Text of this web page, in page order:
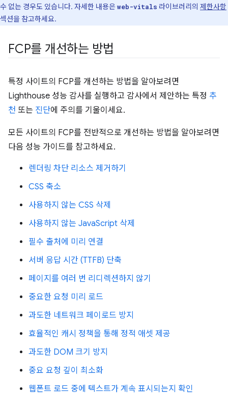
수 없는 경우도 있습니다. 자세한 내용은web-vitals 라이브러리의 제한사항
섹션을 참고하세요.
FCP를 개선하는 방법
특정 사이트의 FCP를 개선하는 방법을 알아보려면
Lighthouse 성능 감사를 실행하고 감사에서 제안하는 특정 추
천 또는 진단에 주의를 기울이세요.
모든 사이트의 FCP를 전반적으로 개선하는 방법을 알아보려면
다음 성능 가이드를 참고하세요.
렌더링 차단 리소스 제거하기
CSS 축소
사용하지 않는 CSS 삭제
사용하지 않는 JavaScript 삭제
필수 출처에 미리 연결
서버 응답 시간 (TTFB) 단축
페이지를 여러 번 리디렉션하지 않기
중요한 요청 미리 로드
과도한 네트워크 페이로드 방지
효율적인 캐시 정책을 통해 정적 애셋 제공
과도한 DOM 크기 방지
중요 요청 깊이 최소화
웹폰트 로드 중에 텍스트가 계속 표시되는지 확인